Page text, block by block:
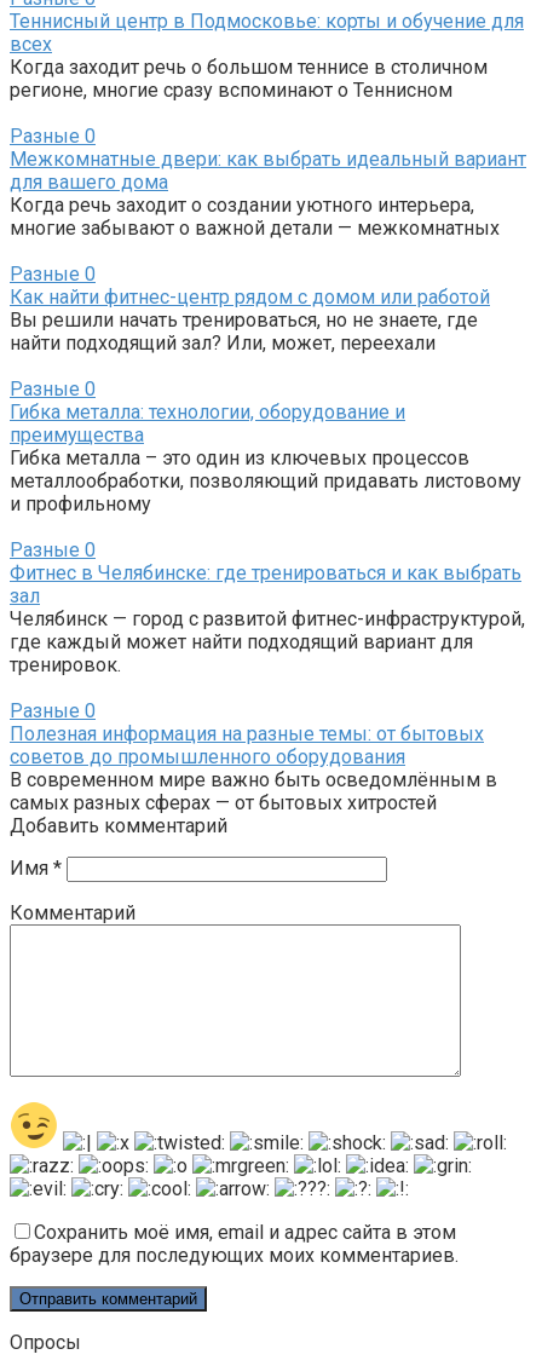
Теннисный центр в Подмосковье: корты и обучение для
всех
Когда заходит речь о большом теннисе в столичном
регионе, многие сразу вспоминают о Теннисном
Разные 0
Межкомнатные двери: как выбрать идеальный вариант
для вашего дома
Когда речь заходит о создании уютного интерьера,
многие забывают о важной детали — межкомнатных
Разные 0
Как найти фитнес-центр рядом с домом или работой
Вы решили начать тренироваться, но не знаете, где
найти подходящий зал? Или, может, переехали
Разные 0
Гибка металла: технологии, оборудование и
преимущества
Гибка металла – это один из ключевых процессов
металлообработки, позволяющий придавать листовому
и профильному
Разные 0
Фитнес в Челябинске: где тренироваться и как выбрать
зал
Челябинск — город с развитой фитнес-инфраструктурой,
где каждый может найти подходящий вариант для
тренировок.
Разные 0
Полезная информация на разные темы: от бытовых
советов до промышленного оборудования
В современном мире важно быть осведомлённым в
самых разных сферах — от бытовых хитростей
Добавить комментарий
Имя *
Комментарий
Сохранить моё имя, email и адрес сайта в этом
браузере для последующих моих комментариев.
Опросы